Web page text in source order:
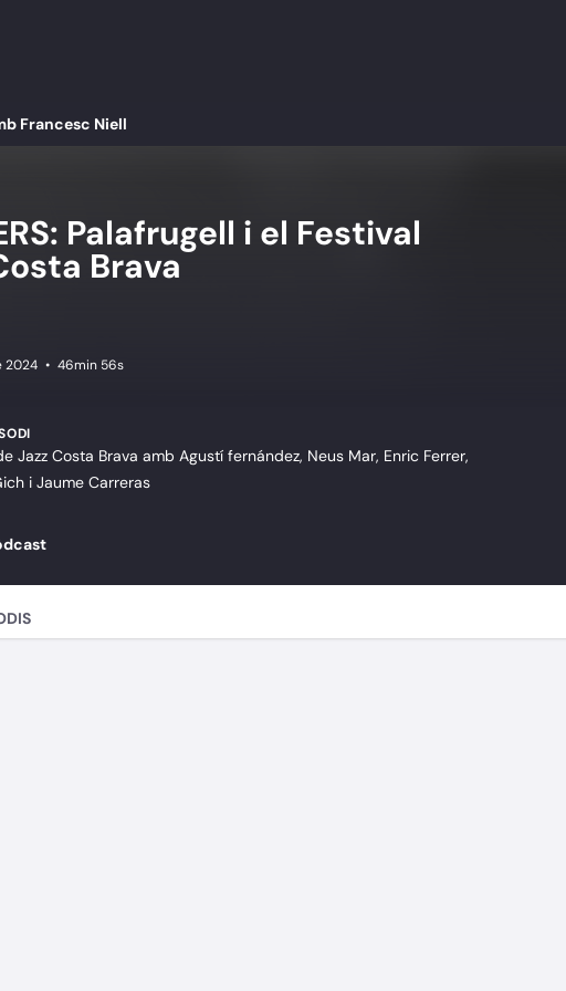
Francesc Niell
Palafrugell i el Festival
Brava
• 46min 56s
Jazz Costa Brava amb Agustí fernández, Neus Mar, Enric Ferrer,
i Jaume Carreras